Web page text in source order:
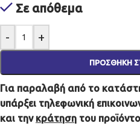
Σε απόθεμα
- +
ΠΡΟΣΘΉΚΗ
Για παραλαβή από το
υπάρξει τηλεφωνική
και την κράτηση του